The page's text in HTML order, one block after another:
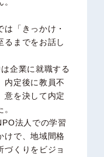
「きっかけ・
るまでをお話し
企業に就職する
内定後に教員不
意を決して内定
法人での学習
けで、地域間格
づくりをビジョ